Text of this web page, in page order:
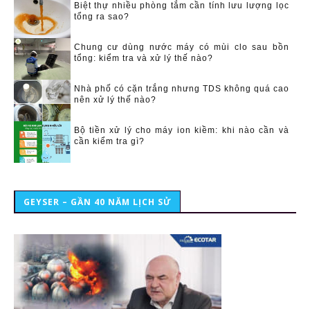
Biệt thự nhiều phòng tắm cần tính lưu lượng lọc
tổng ra sao?
Chung cư dùng nước máy có mùi clo sau bồn
tổng: kiểm tra và xử lý thế nào?
Nhà phố có cặn trắng nhưng TDS không quá cao
nên xử lý thế nào?
Bộ tiền xử lý cho máy ion kiềm: khi nào cần và
cần kiểm tra gì?
GEYSER – GẦN 40 NĂM LỊCH SỬ